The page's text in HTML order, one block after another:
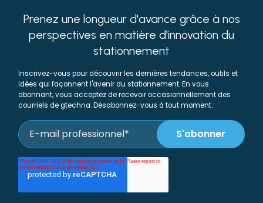
Prenez une longueur d'avance grâce à nos
perspectives en matière d'innovation du
stationnement
Inscrivez-vous pour découvrir les dernières tendances, outils et
idées qui façonnent l'avenir du stationnement. En vous
abonnant, vous acceptez de recevoir occasionnellement des
courriels de gtechna. Désabonnez-vous à tout moment.